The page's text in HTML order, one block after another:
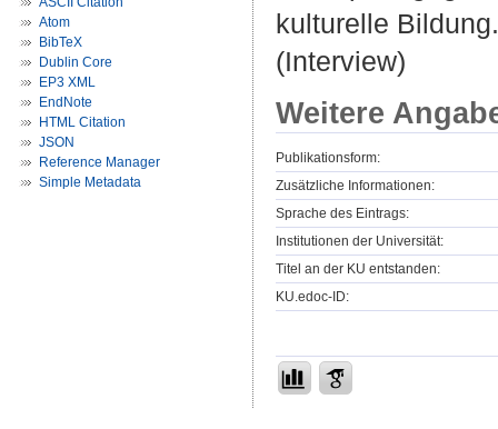
Atom
BibTeX
Dublin Core
EP3 XML
EndNote
HTML Citation
JSON
Reference Manager
Simple Metadata
kulturelle
(Interview)
Weitere
Publikationsform:
Zusätzliche Informationen:
Sprache des Eintrags:
Institutionen der Universität:
Titel an der KU entstanden:
KU.edoc-ID: